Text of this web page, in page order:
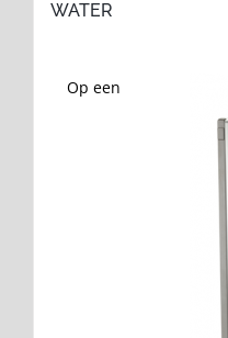
WATER
Op een